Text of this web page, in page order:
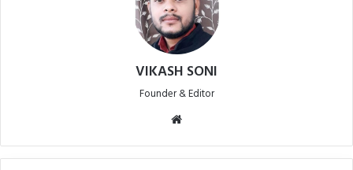
VIKASH SONI
Founder & Editor